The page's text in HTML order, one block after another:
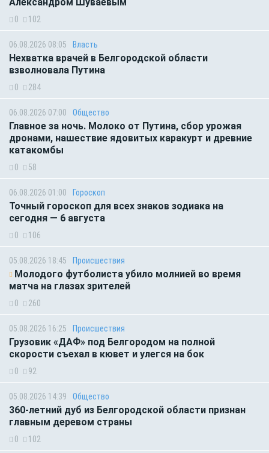
0 102
06.08.2026 08:05 Власть
Нехватка врачей в Белгородской области
взволновала Путина
0 284
06.08.2026 07:00 Общество
Главное за ночь. Молоко от Путина, сбор урожая
дронами, нашествие ядовитых каракурт и древние
катакомбы
0 58
06.08.2026 01:00 Гороскоп
Точный гороскоп для всех знаков зодиака на
сегодня — 6 августа
0 106
05.08.2026 18:45 Происшествия
Молодого футболиста убило молнией во время
матча на глазах зрителей
0 260
05.08.2026 16:25 Происшествия
Грузовик «ДАФ» под Белгородом на полной
скорости съехал в кювет и улегся на бок
0 92
05.08.2026 14:39 Общество
360-летний дуб из Белгородской области признан
главным деревом страны
0 102